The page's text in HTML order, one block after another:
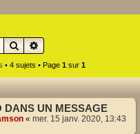
c
RechercherRecherche avancée
• 4 sujets • Page 1 sur 1
DANS UN MESSAGE
« mer. 15 janv. 2020, 13:43